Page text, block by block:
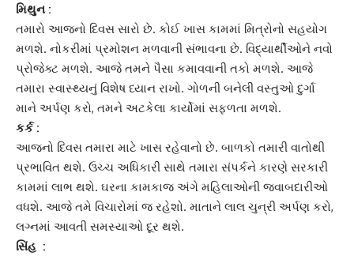
મિથુન :
તમારો આજનો દિવસ સારો છે. કોઈ ખાસ કામમાં મિત્રોનો સહયોગ
મળશે. નોકરીમાં પ્રમોશન મળવાની સંભાવના છે. વિદ્યાર્થીઓને નવો
પ્રોજેક્ટ મળશે. આજે તમને પૈસા કમાવવાની તકો મળશે. આજે
તમારા સ્વાસ્થ્યનું વિશેષ ધ્યાન રાખો. ગોળની બનેલી વસ્તુઓ દુર્ગા
માને અર્પણ કરો, તમને અટકેલા કાર્યોમાં સફળતા મળશે.
કર્ક :
આજનો દિવસ તમારા માટે ખાસ રહેવાનો છે. બાળકો તમારી વાતોથી
પ્રભાવિત થશે. ઉચ્ચ અધિકારી સાથે તમારા સંપર્કને કારણે સરકારી
કામમાં લાભ થશે. ઘરના કામકાજ અંગે મહિલાઓની જવાબદારીઓ
વધશે. આજે તમે વિચારોમાં જ રહેશો. માતાને લાલ ચુન્રી અર્પણ કરો,
લગ્નમાં આવતી સમસ્યાઓ દૂર થશે.
સિંહ :